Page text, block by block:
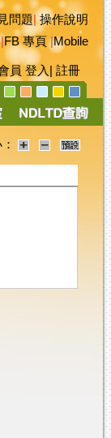
問題|操作說明
FB 專頁|Mobile
員 登入 註冊